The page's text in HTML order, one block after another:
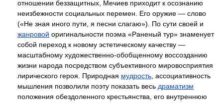
отношении беззащитных, Мечиев приходит к осознанию
неизбежности социальных перемен. Его оружие — слово
(«Не зная иного пути, я песни слагаю»). По сути своей и
жанровой оригинальности поэма «Раненый тур» знаменует
собой переход к новому эстетическому качеству —
масштабному художественно-обобщенному воссозданию
жизни народа посредством субъективного мировосприятия
лирического героя. Природная мудрость, ассоциативность
мышления позволили поэту показать весь драматизм
положения обездоленного крестьянства, его внутреннюю